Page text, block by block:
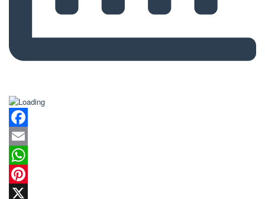
Facebook
Email
WhatsApp
Pinterest